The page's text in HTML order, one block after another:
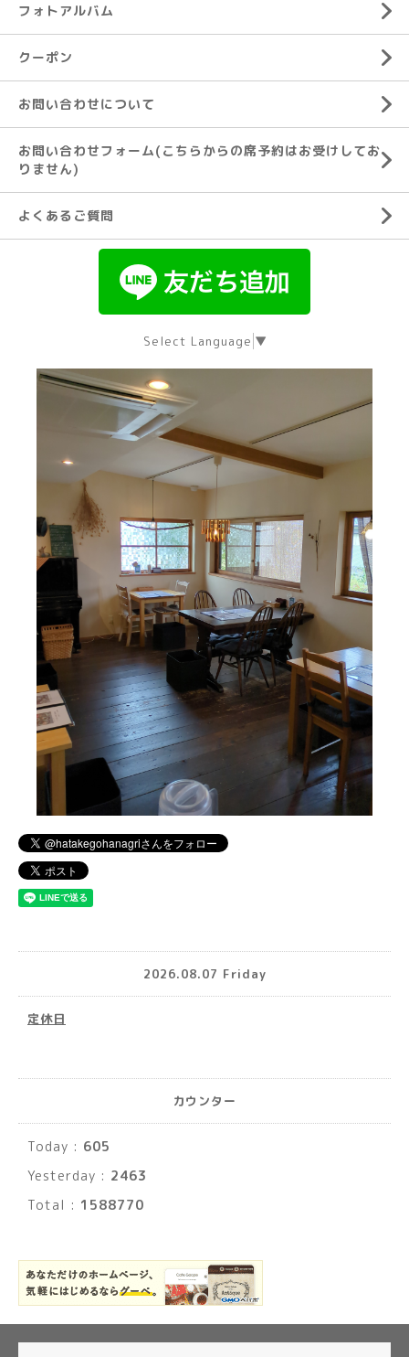
フォトアルバム
クーポン
お問い合わせについて
お問い合わせフォーム(こちらからの席予約はお受けしてお
りません)
よくあるご質問
Select Language ▼
2026.08.07 Friday
定休日
カウンター
Today : 605
Yesterday : 2463
Total : 1588770